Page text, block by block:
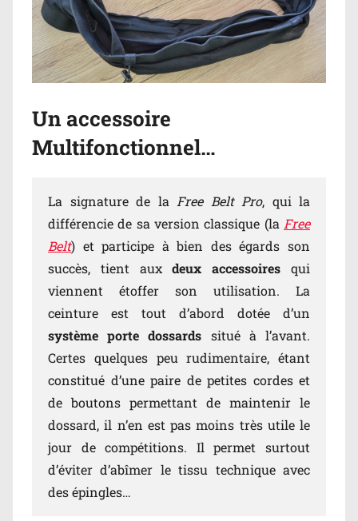
Un accessoire
Multifonctionnel…
La signature de la Free Belt Pro, qui la
différencie de sa version classique (la Free
Belt) et participe à bien des égards son
succès, tient auxdeux accessoires qui
viennent étoffer son utilisation. La
ceinture est tout d’abord dotée d’un
système porte dossards situé à l’avant.
Certes quelques peu rudimentaire, étant
constitué d’une paire de petites cordes et
de boutons permettant de maintenir le
dossard, il n’en est pas moins très utile le
jour de compétitions. Il permet surtout
d’éviter d’abîmer le tissu technique avec
des épingles…